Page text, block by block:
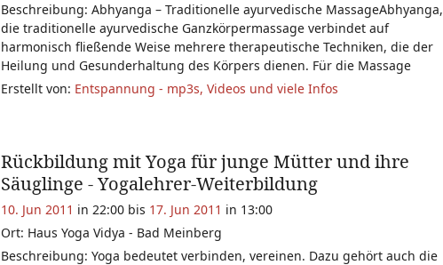
Beschreibung: Abhyanga – Traditionelle ayurvedische MassageAbhyanga,
die traditionelle ayurvedische Ganzkörpermassage verbindet auf
harmonisch fließende Weise mehrere therapeutische Techniken, die der
Heilung und Gesunderhaltung des Körpers dienen. Für die Massage
Erstellt von: Entspannung - mp3s, Videos und viele Infos
Rückbildung mit Yoga für junge Mütter und ihre
Säuglinge - Yogalehrer-Weiterbildung
10. Jun 2011 in 22:00 bis 17. Jun 2011 in 13:00
Ort: Haus Yoga Vidya - Bad Meinberg
Beschreibung: Yoga bedeutet verbinden, vereinen. Dazu gehört auch die